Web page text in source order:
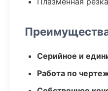
Серийное и
Работа по